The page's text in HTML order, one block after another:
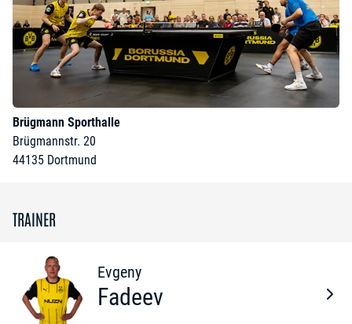
Brügmann Sporthalle
Brügmannstr. 20
44135 Dortmund
TRAINER
Evgeny
Fadeev